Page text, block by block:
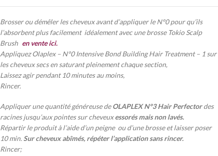
Brosser ou démêler les cheveux avant d’appliquer le N°0 pour qu’ils
l’absorbent plus facilement idéalement avec une brosse Tokio Scalp
Brush en vente ici.
Appliquez Olaplex – N°0 Intensive Bond Building Hair Treatment – 1 sur
les cheveux secs en saturant pleinement chaque section,
Laissez agir pendant 10 minutes au moins,
Rincer.
Appliquer une quantité généreuse deOLAPLEX N°3 Hair Perfectordes
racines jusqu’aux pointes sur cheveuxessorés mais non lavés.
Répartir le produit à l’aide d’un peigne ou d’une brosse et laisser poser
10 min.Sur cheveux abîmés, répéter l’application sans rincer.
Rincer;